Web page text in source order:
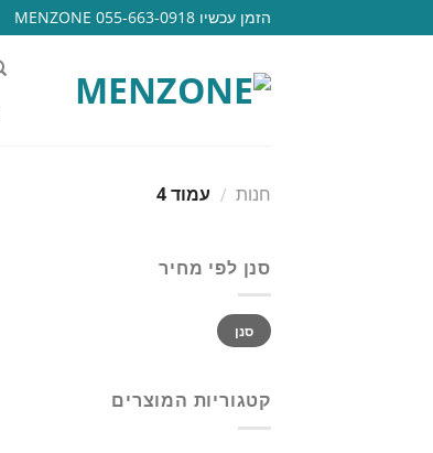
to
הזמן עכשיו 055-663-0918 MENZONE
חנות / עמוד 4
סנן לפי מחיר
מחיר
מינימלי
מחיר
מקסימלי
סנן
קטגוריות המוצרים